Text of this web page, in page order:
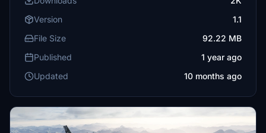
Version
1.1
File Size
92.22 MB
Published
1 year ago
Updated
10 months ago